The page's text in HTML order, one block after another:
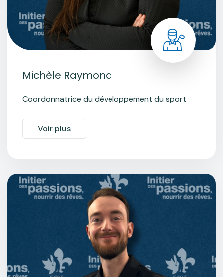
Michèle Raymond
Coordonnatrice du développement du sport
Voir plus